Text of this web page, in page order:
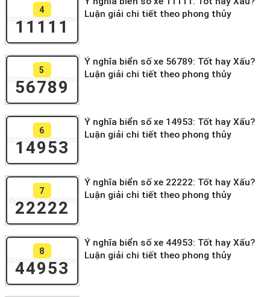
4
11111
Luận giải chi tiết theo phong thủy
5
56789
Ý nghĩa biển số xe 56789: Tốt hay Xấu?
Luận giải chi tiết theo phong thủy
6
14953
Ý nghĩa biển số xe 14953: Tốt hay Xấu?
Luận giải chi tiết theo phong thủy
7
22222
Ý nghĩa biển số xe 22222: Tốt hay Xấu?
Luận giải chi tiết theo phong thủy
8
44953
Ý nghĩa biển số xe 44953: Tốt hay Xấu?
Luận giải chi tiết theo phong thủy